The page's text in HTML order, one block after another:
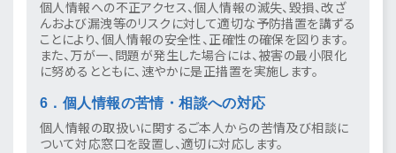
個人情報への不正アクセス、個人情報の滅失、毀損、改ざ
んおよび漏洩等のリスクに対して適切な予防措置を講ずる
ことにより、個人情報の安全性、正確性の確保を図ります。
また、万が一、問題が発生した場合には、被害の最小限化
に努めるとともに、速やかに是正措置を実施します。
6．個人情報の苦情・相談への対応
個人情報の取扱いに関するご本人からの苦情及び相談に
ついて対応窓口を設置し、適切に対応します。